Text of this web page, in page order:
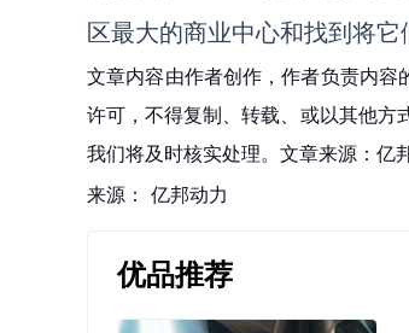
区最大的商业中心和找到将
文章内容由作者创作，作者负责内
许可，不得复制、转载、或以其他方
我们将及时核实处理。文章来源：亿
来源： 亿邦动力
优品推荐